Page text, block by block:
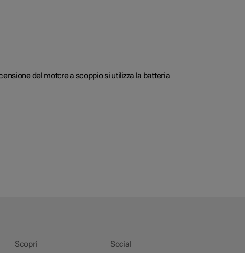
del motore a scoppio si utilizza la batteria
Scopri
Social